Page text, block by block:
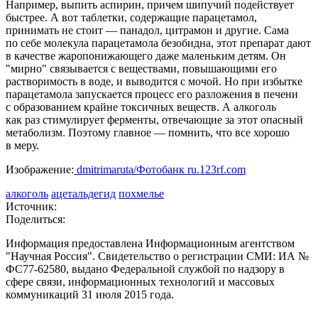
Например, выпить аспирин, причем шипучий подействует
быстрее. А вот таблетки, содержащие парацетамол,
принимать не стоит — панадол, цитрамон и другие. Сама
по себе молекула парацетамола безобидна, этот препарат дают
в качестве жаропонижающего даже маленьким детям. Он
"мирно" связывается с веществами, повышающими его
растворимость в воде, и выводится с мочой. Но при избытке
парацетамола запускается процесс его разложения в печени
с образованием крайне токсичных веществ. А алкоголь
как раз стимулирует ферменты, отвечающие за этот опасный
метаболизм. Поэтому главное — помнить, что все хорошо
в меру.
Изображение: dmitrimaruta/Фотобанк ru.123rf.com
алкоголь ацетальдегид похмелье
Источник:
Поделиться:
Информация предоставлена Информационным агентством
"Научная Россия". Свидетельство о регистрации СМИ: ИА №
ФС77-62580, выдано Федеральной службой по надзору в
сфере связи, информационных технологий и массовых
коммуникаций 31 июля 2015 года.